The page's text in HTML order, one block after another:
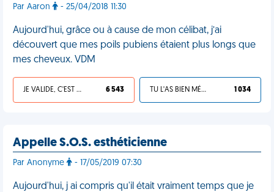
Par Aaron - 25/04/2018 11:30
Aujourd'hui, grâce ou à cause de mon célibat, j’ai
découvert que mes poils pubiens étaient plus longs que
mes cheveux. VDM
JE VALIDE, C'EST UNE VDM 6 543 TU L'AS BIEN MÉRITÉ 1 034
Appelle S.O.S. esthéticienne
Par Anonyme - 17/05/2019 07:30
Aujourd'hui, j ai compris qu'il était vraiment temps que je